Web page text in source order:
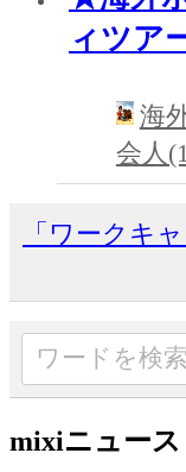
ィツア
海
会人
「ワークキ
mixiニュース